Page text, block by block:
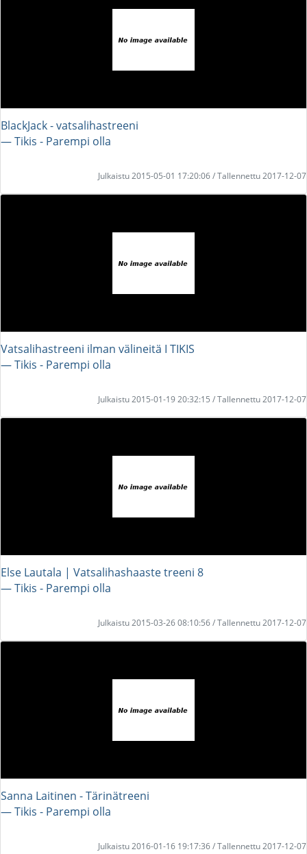
BlackJack - vatsalihastreeni
― Tikis - Parempi olla
Julkaistu 2015-05-01 17:20:06 / Tallennettu 2017-12-07
Vatsalihastreeni ilman välineitä I TIKIS
― Tikis - Parempi olla
Julkaistu 2015-01-19 20:32:15 / Tallennettu 2017-12-07
Else Lautala | Vatsalihashaaste treeni 8
― Tikis - Parempi olla
Julkaistu 2015-03-26 08:10:56 / Tallennettu 2017-12-07
Sanna Laitinen - Tärinätreeni
― Tikis - Parempi olla
Julkaistu 2016-01-16 19:17:36 / Tallennettu 2017-12-07